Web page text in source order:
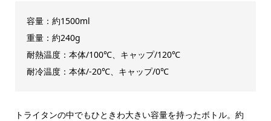
容量：約1500ml
重量：約240g
耐熱温度：本体/100℃、キャップ/120℃
耐冷温度：本体/-20℃、キャップ/0℃
トライタンの中でもひときわ大きい容量を持ったボトル。約